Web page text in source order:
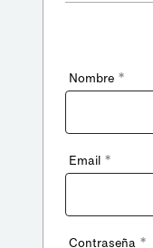
Nombre *
Email *
Contraseña *